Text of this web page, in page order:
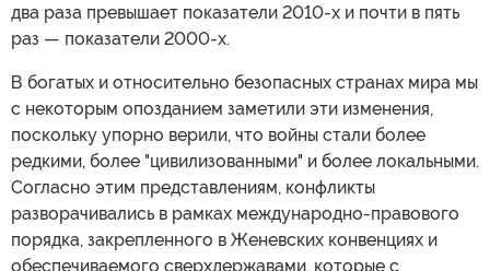
два раза превышает показатели 2010-х и почти в пять
раз — показатели 2000-х.
В богатых и относительно безопасных странах мира мы
с некоторым опозданием заметили эти изменения,
поскольку упорно верили, что войны стали более
редкими, более "цивилизованными" и более локальными.
Согласно этим представлениям, конфликты
разворачивались в рамках международно-правового
порядка, закрепленного в Женевских конвенциях и
обеспечиваемого сверхдержавами, которые с